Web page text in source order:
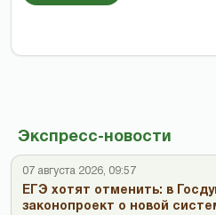
Экспресс-новости
07 августа 2026, 09:57
ЕГЭ хотят отменить: в
законопроект о новой